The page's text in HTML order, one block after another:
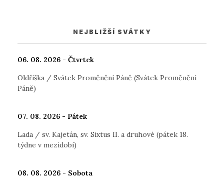
NEJBLIŽŠÍ SVÁTKY
06. 08. 2026 - Čtvrtek
Oldřiška / Svátek Proměnění Páně (Svátek Proměnění
Páně)
07. 08. 2026 - Pátek
Lada / sv. Kajetán, sv. Sixtus II. a druhové (pátek 18.
týdne v mezidobí)
08. 08. 2026 - Sobota